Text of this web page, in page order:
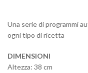
Una serie di programmi
ogni tipo di ricetta
DIMENSIONI
Altezza: 38 cm